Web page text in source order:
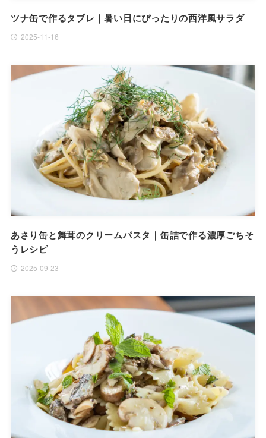
ツナ缶で作るタブレ｜暑い日にぴったりの西洋風サラダ
2025-11-16
あさり缶と舞茸のクリームパスタ｜缶詰で作る濃厚ごちそ
うレシピ
2025-09-23